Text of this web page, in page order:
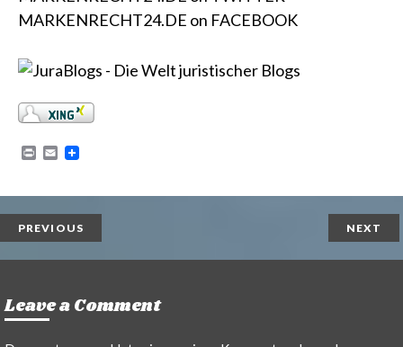
MARKENRECHT24.DE on FACEBOOK
P
n
E
i
PREVIOUS NEXT
Leave a Comment